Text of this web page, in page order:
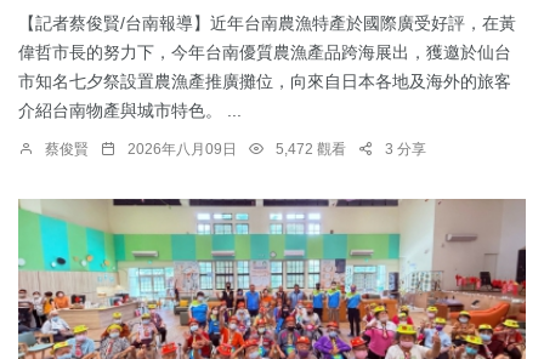
【記者蔡俊賢/台南報導】近年台南農漁特產於國際廣受好評，在黃
偉哲市長的努力下，今年台南優質農漁產品跨海展出，獲邀於仙台
市知名七夕祭設置農漁產推廣攤位，向來自日本各地及海外的旅客
介紹台南物產與城市特色。 ...
蔡俊賢 2026年八月09日 5,472 觀看 3 分享